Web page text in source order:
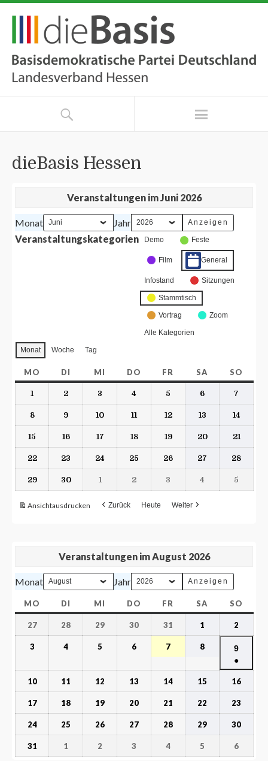
dieBasis Hessen
Veranstaltungen im Juni 2026
Monat
Jahr
Veranstaltungskategorien
Demo Feste
Film General
Infostand Sitzungen
Stammtisch
Vortrag Zoom
Alle Kategorien
Monat Woche Tag
MO DI MI DO FR SA SO
1 2 3 4 5 6 7
8 9 10 11 12 13 14
15 16 17 18 19 20 21
22 23 24 25 26 27 28
29 30 1 2 3 4 5
Ansichtausdrucken Zurück Heute Weiter
Veranstaltungen im August 2026
Monat Jahr
MO DI MI DO FR SA SO
27 28 29 30 31 1 2
3 4 5 6 7 8
9
●
10 11 12 13 14 15 16
17 18 19 20 21 22 23
24 25 26 27 28 29 30
31 1 2 3 4 5 6